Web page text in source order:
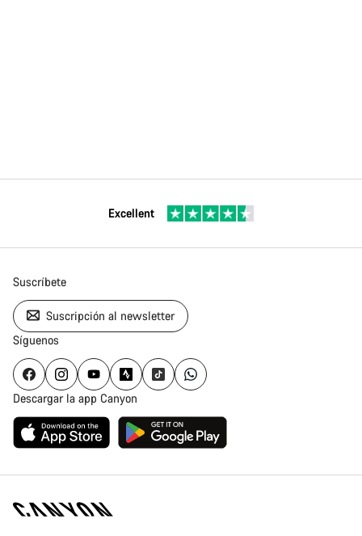
Excellent
Suscríbete
Suscripción al newsletter
Síguenos
Descargar la app Canyon